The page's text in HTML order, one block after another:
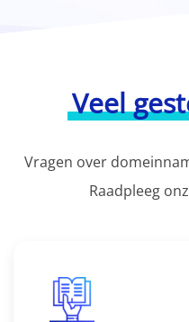
Veel
Vragen over
Raadpleeg